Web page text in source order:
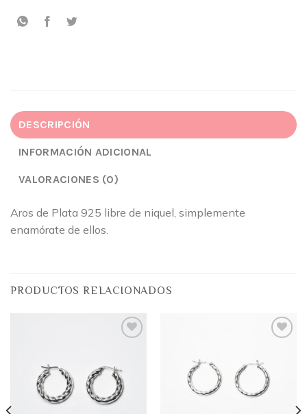
DESCRIPCIÓN
INFORMACIÓN ADICIONAL
VALORACIONES (0)
Aros de Plata 925 libre de niquel, simplemente
enamórate de ellos.
PRODUCTOS RELACIONADOS
de
deseos
deseos